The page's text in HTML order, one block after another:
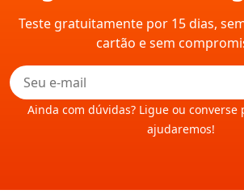
Teste gratuitamente por 15 dias,
cartão e sem
Ainda com dúvidas? Ligue ou converse
ajudaremos!